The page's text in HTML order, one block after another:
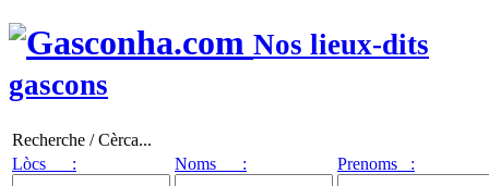
Nos lieux-dits
gascons
Recherche / Cèrca...
Lòcs :
Noms : Prenoms :